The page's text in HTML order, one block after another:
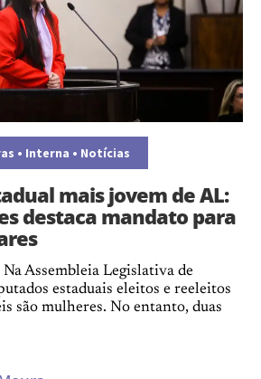
• Interna • Notícias
mais jovem de AL:
destaca mandato para
Assembleia Legislativa de
estaduais eleitos e reeleitos
são mulheres. No entanto, duas